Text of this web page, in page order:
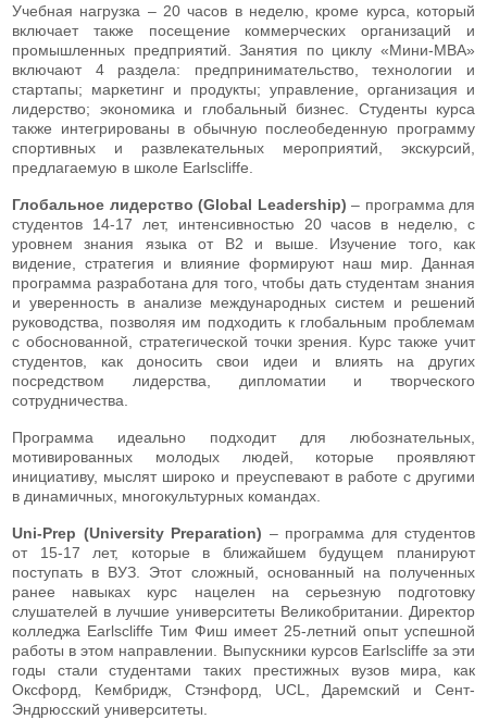
Учебная нагрузка – 20 часов в неделю, кроме курса, который
включает также посещение коммерческих организаций и
промышленных предприятий. Занятия по циклу «Мини-МВА»
включают 4 раздела: предпринимательство, технологии и
стартапы; маркетинг и продукты; управление, организация и
лидерство; экономика и глобальный бизнес. Студенты курса
также интегрированы в обычную послеобеденную программу
спортивных и развлекательных мероприятий, экскурсий,
предлагаемую в школе Earlscliffe.
Глобальное лидерство (Global Leadership) – программа для
студентов 14-17 лет, интенсивностью 20 часов в неделю, с
уровнем знания языка от В2 и выше. Изучение того, как
видение, стратегия и влияние формируют наш мир. Данная
программа разработана для того, чтобы дать студентам знания
и уверенность в анализе международных систем и решений
руководства, позволяя им подходить к глобальным проблемам
с обоснованной, стратегической точки зрения. Курс также учит
студентов, как доносить свои идеи и влиять на других
посредством лидерства, дипломатии и творческого
сотрудничества.
Программа идеально подходит для любознательных,
мотивированных молодых людей, которые проявляют
инициативу, мыслят широко и преуспевают в работе с другими
в динамичных, многокультурных командах.
Uni-Prep (University Preparation) – программа для студентов
от 15-17 лет, которые в ближайшем будущем планируют
поступать в ВУЗ. Этот сложный, основанный на полученных
ранее навыках курс нацелен на серьезную подготовку
слушателей в лучшие университеты Великобритании. Директор
колледжа Earlscliffe Тим Фиш имеет 25-летний опыт успешной
работы в этом направлении. Выпускники курсов Earlscliffe за эти
годы стали студентами таких престижных вузов мира, как
Оксфорд, Кембридж, Стэнфорд, UCL, Даремский и Сент-
Эндрюсский университеты.